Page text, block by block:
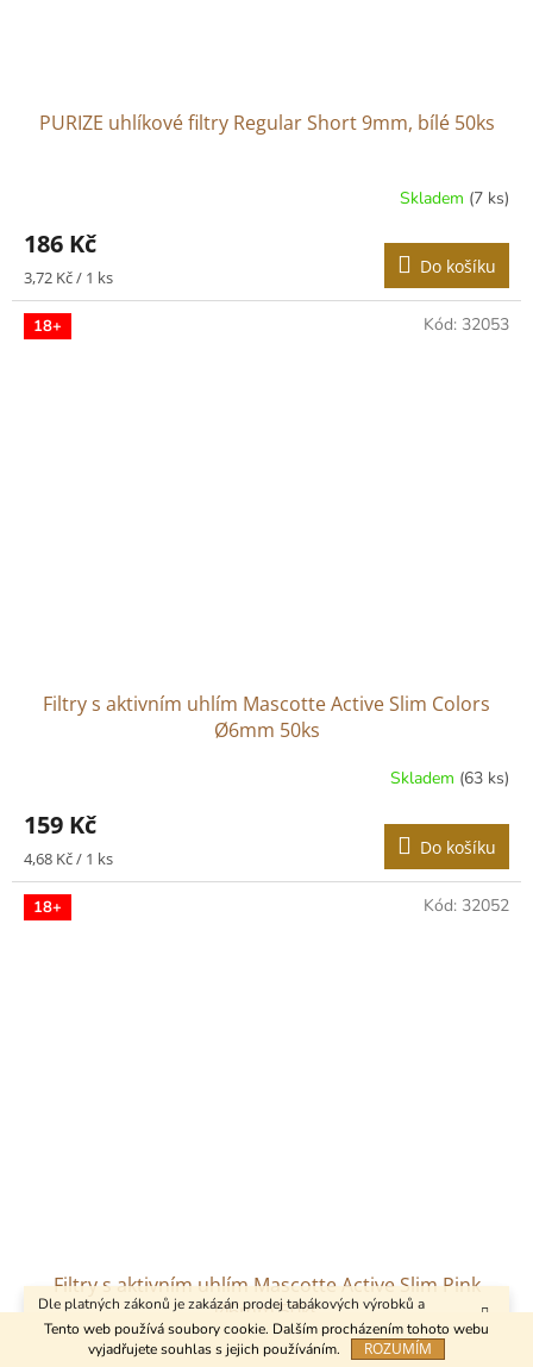
Tento web používá soubory cookie. Dalším procházením tohoto webu
vyjadřujete souhlas s jejich používáním.
ROZUMÍM
Dle platných zákonů je zakázán prodej tabákových výrobků a
kuřáckých pomůcek osobám mladším 18 let.
PURIZE uhlíkové filtry Regular Short 9mm, bílé 50ks
Skladem (7 ks)
186 Kč
Měrná
cena:
3,72 Kč / 1 ks Do košíku
18+
Filtry s aktivním uhlím Mascotte Active Slim Colors
Ø6mm 50ks
Skladem (63 ks)
159 Kč
Měrná
cena:
4,68 Kč / 1 ks Do košíku
Kód: 32053
18+
Filtry s aktivním uhlím Mascotte Active Slim Pink
Ø6mm 50ks
Skladem
Kód: 32052